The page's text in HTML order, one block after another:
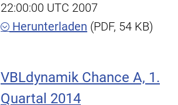
22:00:00 UTC 2007
Herunterladen (PDF, 54 KB)
VBLdynamik Chance A, 1.
Quartal 2014